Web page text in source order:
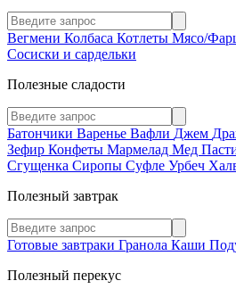
Вегмени Колбаса Котлеты Мясо/
Сосиски и сардельки
Полезные сладости
Батончики Варенье Вафли Джем
Зефир Конфеты Мармелад Мед
Сгущенка Сиропы Суфле Урбеч
Полезный завтрак
Готовые завтраки Гранола Каши
Полезный перекус